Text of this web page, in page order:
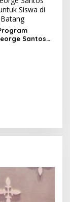
Santos